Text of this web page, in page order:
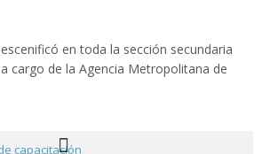
en toda la sección secundaria
cargo de la Agencia Metropolitana de
capacitación